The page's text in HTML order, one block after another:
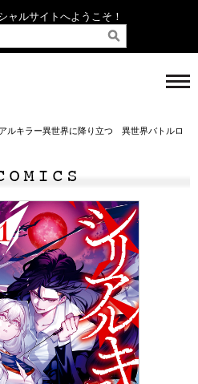
ャルサイトへようこそ！
ルキラー異世界に降り立つ 異世界バトルロ